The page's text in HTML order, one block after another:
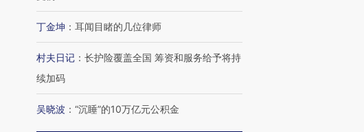
丁金坤 ： 耳闻目睹的几位律师
村夫日记 ： 长护险覆盖全国 筹资和服务给予将持
续加码
吴晓波 ： “沉睡”的10万亿元公积金